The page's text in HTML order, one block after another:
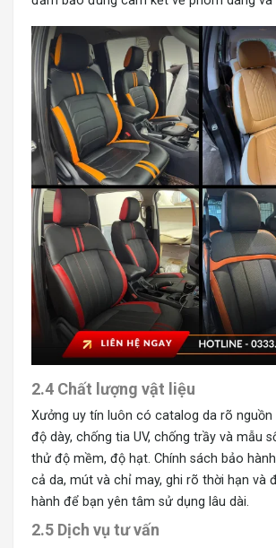
2.4 Chất lượng vật liệu
Xưởng uy tín luôn có catalog da rõ
độ dày, chống tia UV, chống trầy và mẫu
thử độ mềm, độ hạt. Chính sách bảo
cả da, mút và chỉ may, ghi rõ thời hạn và
hành để bạn yên tâm sử dụng lâu dài.
2.5 Dịch vụ tư vấn